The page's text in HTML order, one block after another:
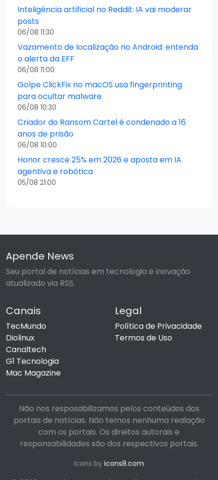
Inteligência artificial no Reddit: IA vai moderar
posts
06/08 11:30
Vazamento de localização no Android: entenda
o alerta da EFF
06/08 11:00
Golpe ClickFix no macOS usa fingerprinting
para ocultar malware
06/08 10:30
Criador do Ransom Cartel é condenado a 16
anos de prisão
06/08 10:00
Honor cresce 25% em 2026 e aposta em IA
agentiva e robótica
05/08 21:00
Apende News
Seu portal de notícias em tecnologia e inovação
atualizado via RSS.
Canais
TecMundo
Diolinux
Canaltech
G1 Tecnologia
Mac Magazine
Legal
Política de Privacidade
Termos de Uso
Não nos resposabilizamos pelos conteúdos dos
portais de notícias. Não temos nenhuma realação
com os portais. Os direitos autorais e
responsabilidades são dos respectivos portais.
Icons by icons8.com